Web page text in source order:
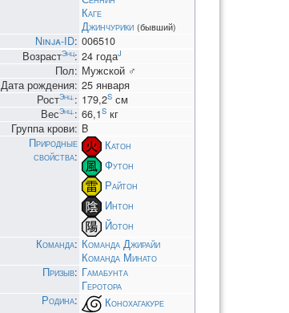
Каге
Джинчурики (бывший)
Ninja-ID: 006510
ВозрастЭнц: 24 годаJ
Пол: Мужской ♂
Дата рождения: 25 января
РостЭнц.: 179,2S см
ВесЭнц.: 66,1S кг
Группа крови: B
Природные
свойства:
Катон
Футон
Райтон
Интон
Йотон
Команда: Команда Джирайи
Команда Минато
Призыв: Гамабунта
Геротора
Родина:
Конохагакуре